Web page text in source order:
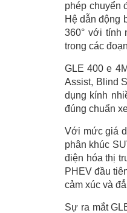
phép chuyển
Hệ dẫn động
360° với tính
trong các
GLE 400 e
Assist, Blind
dụng kính
đúng chuẩn
Với mức giá
phân khúc
điện hóa thị
PHEV đầu
cảm xúc và
Sự ra mắt